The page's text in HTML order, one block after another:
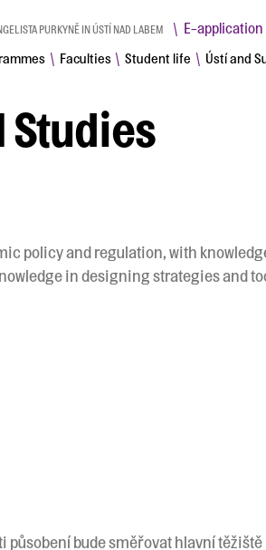
PURKYNĚ IN ÚSTÍ NAD LABEM \ E-
\ Faculties \ Student life \ Ústí and
policy and regulation, with
in designing strategies and
působení bude směřovat hlavní těžiště